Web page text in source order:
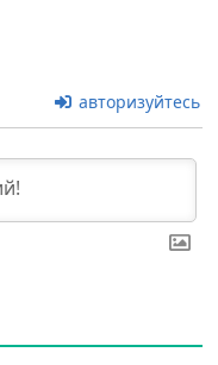
авторизуйтесь